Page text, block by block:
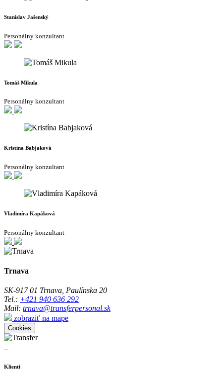
Stanislav Jašenský
Personálny konzultant
Tomáš Mikula
Personálny konzultant
Kristína Babjaková
Personálny konzultant
Vladimíra Kapáková
Personálny konzultant
Trnava
SK-917 01 Trnava, Paulínska 20
Tel.: +421 940 636 292
Mail: trnava@transferpersonal.sk
zobraziť na mape
Cookies
Klienti